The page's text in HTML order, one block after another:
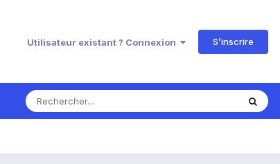
Utilisateur existant ? Connexion S’inscrire